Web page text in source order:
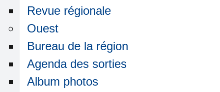
Revue régionale
Ouest
Bureau de la région
Agenda des sorties
Album photos
Se connecter